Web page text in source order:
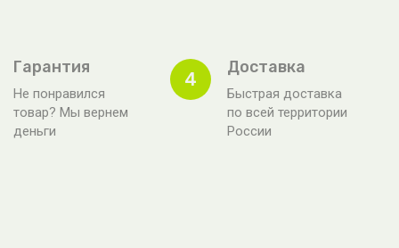
Гарантия
Не понравился
товар? Мы вернем
деньги
4
Доставка
Быстрая доставка
по всей территории
России